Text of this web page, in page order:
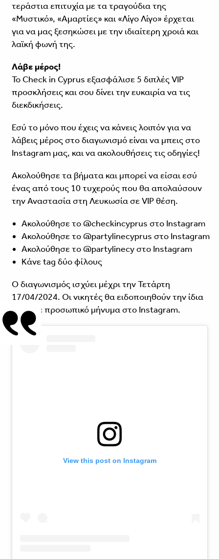
τεράστια επιτυχία με τα τραγούδια της
«Μυστικό», «Αμαρτίες» και «Λίγο Λίγο» έρχεται
για να μας ξεσηκώσει με την ιδιαίτερη χροιά και
λαϊκή φωνή της.
Λάβε μέρος!
Το Check in Cyprus εξασφάλισε 5 διπλές VIP
προσκλήσεις και σου δίνει την ευκαιρία να τις
διεκδικήσεις.
Εσύ το μόνο που έχεις να κάνεις λοιπόν για να
λάβεις μέρος στο διαγωνισμό είναι να μπεις στο
Instagram μας, και να ακολουθήσεις τις οδηγίες!
Ακολούθησε τα βήματα και μπορεί να είσαι εσύ
ένας από τους 10 τυχερούς που θα απολαύσουν
την Αναστασία στη Λευκωσία σε VIP θέση.
Ακολούθησε το @checkincyprus στο Instagram
Ακολούθησε το @partylinecyprus στο Instagram
Ακολούθησε το @partylinecy στο Instagram
Kάνε tag δύο φίλους
Ο διαγωνισμός ισχύει μέχρι την Τετάρτη
17/04/2024. Oι νικητές θα ειδοποιηθούν την ίδια
μέρα με προσωπικό μήνυμα στο Instagram.
View this post on Instagram